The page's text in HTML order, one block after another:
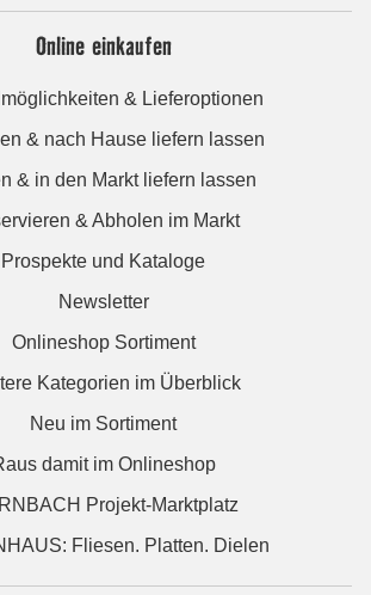
Online einkaufen
& Lieferoptionen
& nach Hause liefern lassen
& in den Markt liefern lassen
& Abholen im Markt
Prospekte und Kataloge
Newsletter
Onlineshop Sortiment
Kategorien im Überblick
Neu im Sortiment
damit im Onlineshop
Projekt-Marktplatz
Fliesen. Platten. Dielen